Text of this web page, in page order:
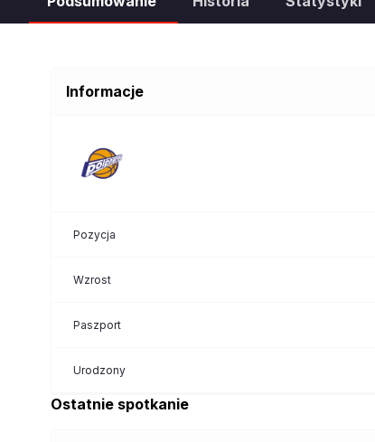
Informacje
Pozycja
Wzrost
Paszport
Urodzony
Ostatnie spotkanie